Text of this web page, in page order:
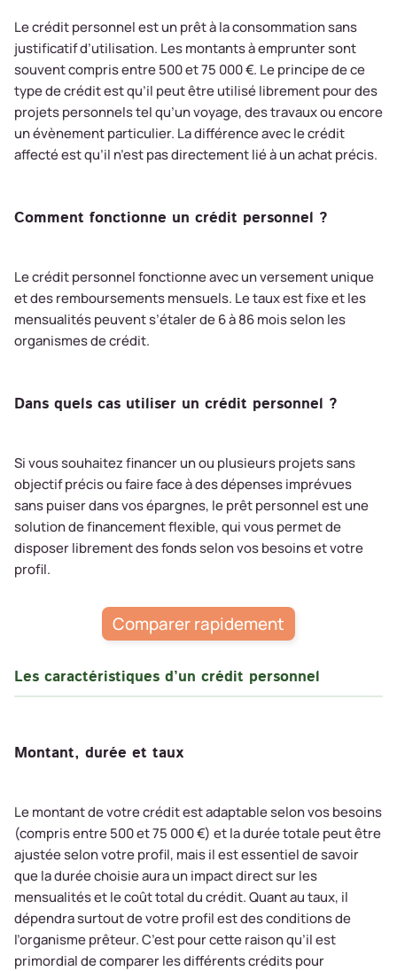
Le crédit personnel est un prêt à la consommation sans
justificatif d’utilisation. Les montants à emprunter sont
souvent compris entre 500 et 75 000 €. Le principe de ce
type de crédit est qu’il peut être utilisé librement pour des
projets personnels tel qu’un voyage, des travaux ou encore
un évènement particulier. La différence avec le crédit
affecté est qu’il n’est pas directement lié à un achat précis.
Comment fonctionne un crédit personnel ?
Le crédit personnel fonctionne avec un versement unique
et des remboursements mensuels. Le taux est fixe et les
mensualités peuvent s’étaler de 6 à 86 mois selon les
organismes de crédit.
Dans quels cas utiliser un crédit personnel ?
Si vous souhaitez financer un ou plusieurs projets sans
objectif précis ou faire face à des dépenses imprévues
sans puiser dans vos épargnes, le prêt personnel est une
solution de financement flexible, qui vous permet de
disposer librement des fonds selon vos besoins et votre
profil.
Comparer rapidement
Les caractéristiques d’un crédit personnel
Montant, durée et taux
Le montant de votre crédit est adaptable selon vos besoins
(compris entre 500 et 75 000 €) et la durée totale peut être
ajustée selon votre profil, mais il est essentiel de savoir
que la durée choisie aura un impact direct sur les
mensualités et le coût total du crédit. Quant au taux, il
dépendra surtout de votre profil est des conditions de
l’organisme prêteur. C’est pour cette raison qu’il est
primordial de comparer les différents crédits pour